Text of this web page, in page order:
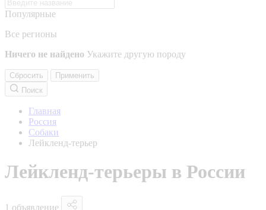
Популярные
Все регионы
Ничего не найдено Укажите другую породу
Сбросить
Применить
Поиск
Главная
Россия
Собаки
Лейкленд-терьер
Лейкленд-терьеры в России
1 объявление